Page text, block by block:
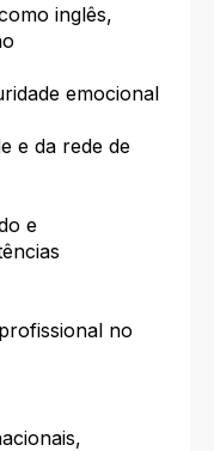
inglês,
emocional
e da rede de
e
no